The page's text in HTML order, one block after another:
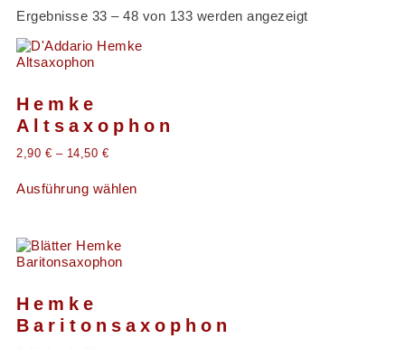
Ergebnisse 33 – 48 von 133 werden angezeigt
Hemke
Altsaxophon
2,90 € – 14,50 €
Ausführung wählen
Hemke
Baritonsaxophon